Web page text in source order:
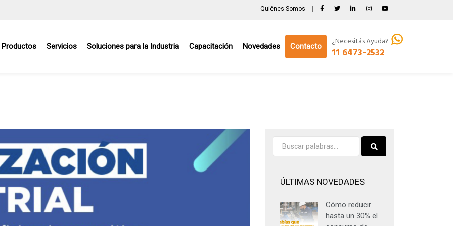
Quiénes Somos
Productos Servicios Soluciones para la Industria Capacitación Novedades Contacto ¿Necesitás Ayuda?
11 6473-2532
ÚLTIMAS NOVEDADES
Cómo reducir
hasta un 30% el